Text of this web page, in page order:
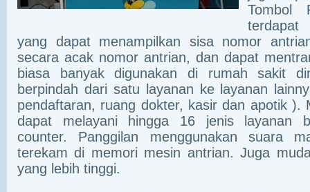
Tombol
yang dapat menampilkan sisa nomor
secara acak nomor antrian, dan dapat
biasa banyak digunakan di rumah sakit
berpindah dari satu layanan ke layanan
pendaftaran, ruang dokter, kasir dan apotik ).
dapat melayani hingga 16 jenis layanan
counter. Panggilan menggunakan suara
terekam di memori mesin antrian. Juga
yang lebih tinggi.